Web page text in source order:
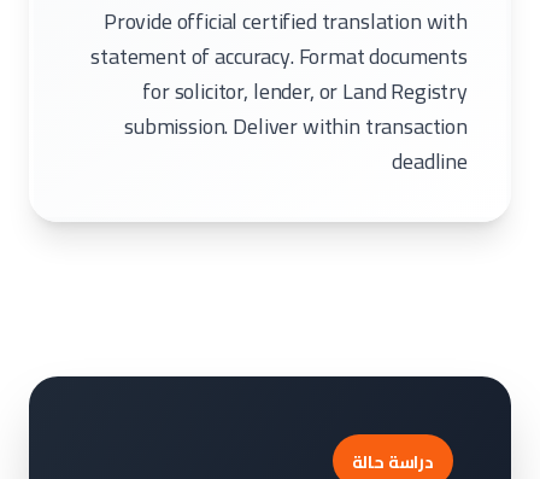
Provide official certified translation with
statement of accuracy. Format documents
for solicitor, lender, or Land Registry
submission. Deliver within transaction
deadline
دراسة حالة